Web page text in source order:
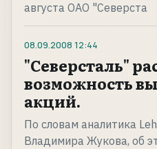
августа ОАО "Северста
08.09.2008 12:44
"Северсталь"
возможность
акций.
По словам аналитика
Владимира Жукова, об